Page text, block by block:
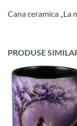
Cana ceramica „La
PRODUSE